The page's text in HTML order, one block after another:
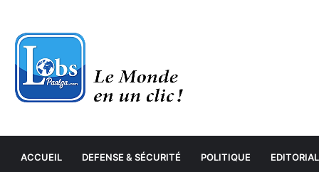
ACCUEIL DEFENSE & SÉCURITÉ POLITIQUE EDITORIAL